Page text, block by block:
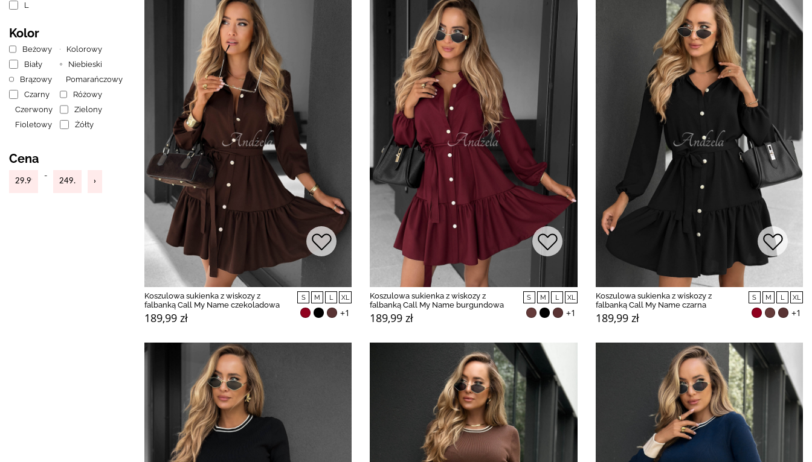
L
Kolor
Beżowy
Biały
Brązowy
Czarny
Czerwony
Fioletowy
Kolorowy
Niebieski
Pomarańczowy
Różowy
Zielony
Żółty
Cena
-
Koszulowa sukienka z wiskozy z
falbanką Call My Name czekoladowa
189,99 zł
S M L XL
+1
Koszulowa sukienka z wiskozy z
falbanką Call My Name burgundowa
189,99 zł
S M L XL
+1
Koszulowa sukienka z wiskozy z
falbanką Call My Name czarna
189,99 zł
S M L XL
+1